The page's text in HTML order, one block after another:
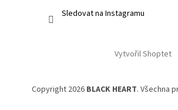
Sledovat na Instagramu
Vytvořil Shoptet
Copyright 2026 BLACK HEART. Všechna